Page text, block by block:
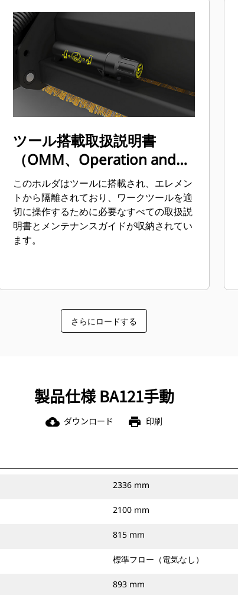
ツール搭載取扱説明書
（OMM、Operation and
Maintenance Manual）ホ
ルダ
このホルダはツールに搭載され、エレメン
トから隔離されており、ワークツールを適
切に操作するために必要なすべての取扱説
明書とメンテナンスガイドが収納されてい
ます。
さらにロードする
製品仕様 BA121手動
cloud_download ダウンロード print 印刷
2336 mm
2100 mm
815 mm
標準フロー（電気なし）
893 mm